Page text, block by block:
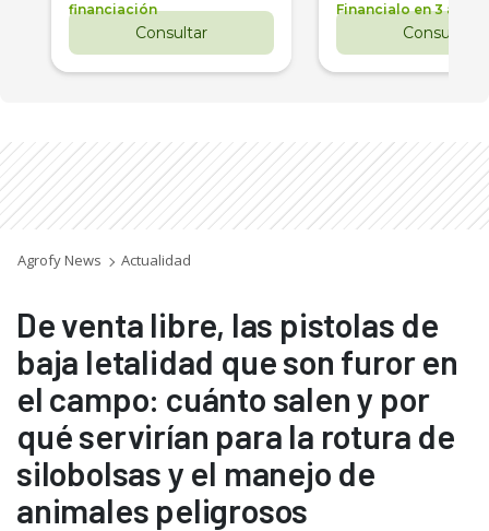
financiación
Consultar
Financialo en 3 años
Consultar
Agrofy News Actualidad
De venta libre, las pistolas de
baja letalidad que son furor en
el campo: cuánto salen y por
qué servirían para la rotura de
silobolsas y el manejo de
animales peligrosos